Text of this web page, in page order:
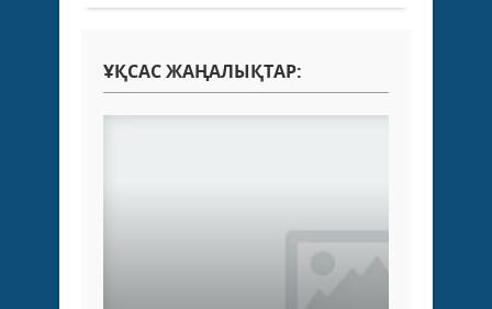
ҰҚСАС ЖАҢАЛЫҚТАР: